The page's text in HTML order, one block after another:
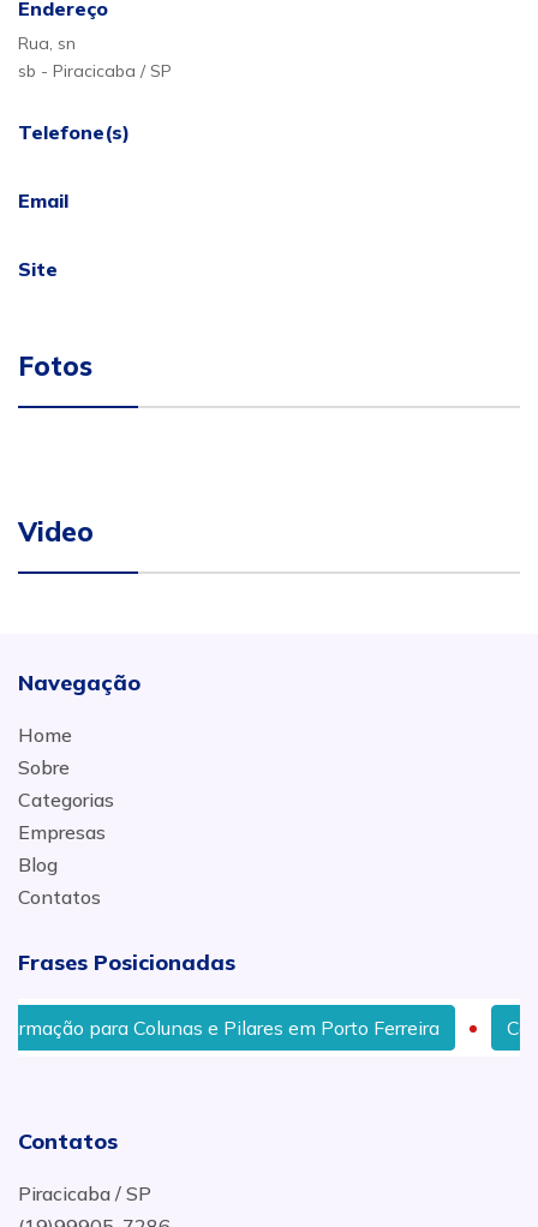
Endereço
Rua, sn
sb - Piracicaba / SP
Telefone(s)
Email
Site
Fotos
Video
Navegação
Home
Sobre
Categorias
Empresas
Blog
Contatos
Frases Posicionadas
para Colunas e Pilares em Porto Ferreira
Contatos
Piracicaba / SP